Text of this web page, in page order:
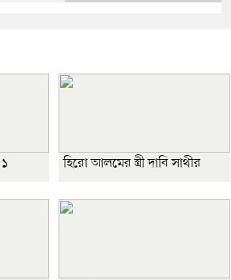
হিরো আলমের স্ত্রী দাবি সাথীর